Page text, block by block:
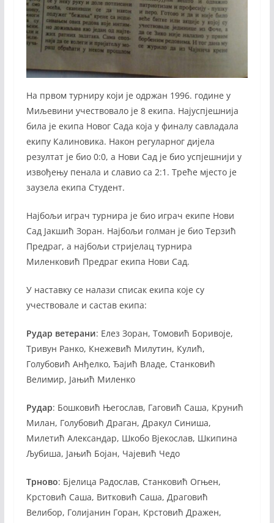
На првом турниру који је одржан 1996. године у
Миљевини учествовало је 8 екипа. Најуспјешнија
била је екипа Новог Сада која у финалу савладала
екипу Калиновика. Након регуларног дијела
резултат је био 0:0, а Нови Сад је био успјешнији у
извођењу пенала и славио са 2:1. Треће мјесто је
заузела екипа Студент.
Најбољи играч турнира је био играч екипе Нови
Сад Јакшић Зоран. Најбољи голман је био Терзић
Предраг, а најбољи стријелац турнира
Миленковић Предраг екипа Нови Сад.
У наставку се налази списак екипа које су
учествовале и састав екипа:
Рудар ветерани: Елез Зоран, Томовић Боривоје,
Тривун Ранко, Кнежевић Милутин, Кулић,
Голубовић Анђелко, Ђајић Владе, Станковић
Велимир, Јањић Миленко
Рудар: Бошковић Његослав, Гаговић Саша, Крунић
Милан, Голубовић Драган, Дракул Синиша,
Милетић Александар, Шкобо Вјекослав, Шкипина
Љубиша, Јањић Бојан, Чајевић Чедо
Трново: Бјелица Радослав, Станковић Огњен,
Крстовић Саша, Витковић Саша, Драговић
Велибор, Голијанин Горан, Крстовић Дражен,